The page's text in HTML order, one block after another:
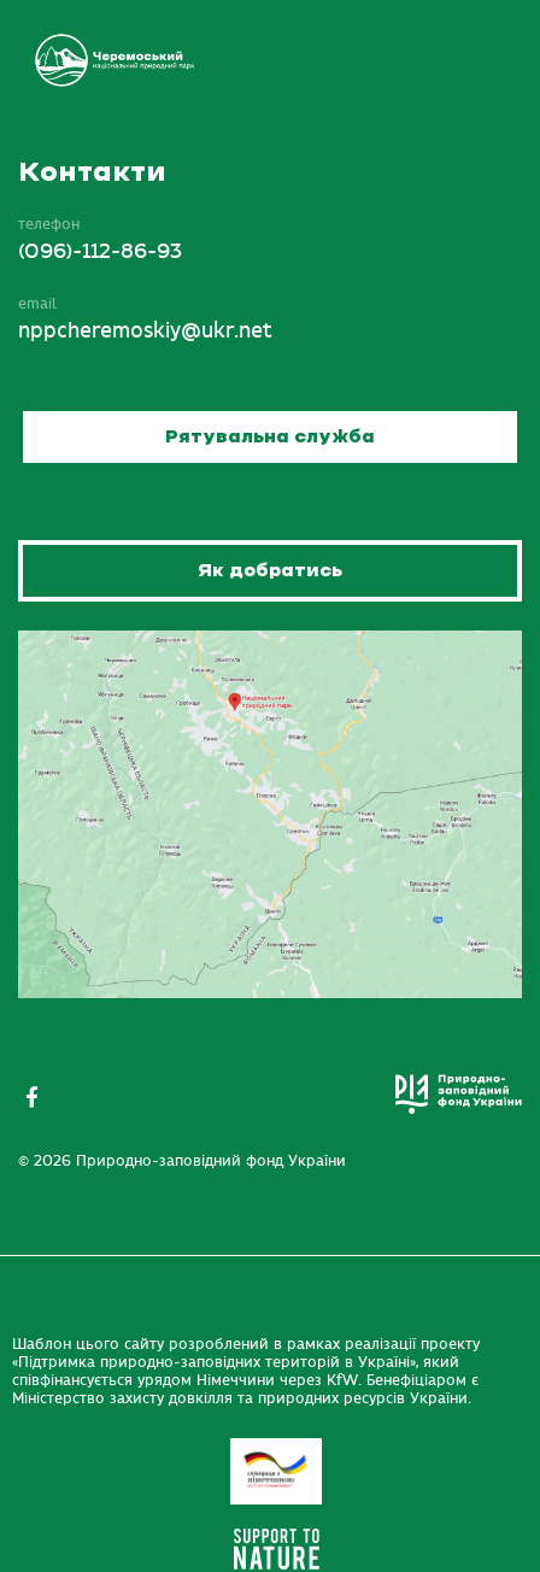
Контакти
телефон
(096)-112-86-93
email
nppcheremoskiy@ukr.net
Рятувальна служба
Як добратись
© 2026 Природно-заповідний фонд України
Шаблон цього сайту розроблений в рамках реалізації проекту
«Підтримка природно-заповідних територій в Україні», який
співфінансується урядом Німеччини через KfW. Бенефіціаром є
Міністерство захисту довкілля та природних ресурсів України.